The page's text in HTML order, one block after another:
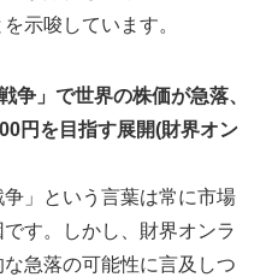
示唆しています。
争」で世界の株価が急落、
円を目指す展開(財界オン
」という言葉は常に市場
す。しかし、財界オンラ
急落の可能性に言及しつ